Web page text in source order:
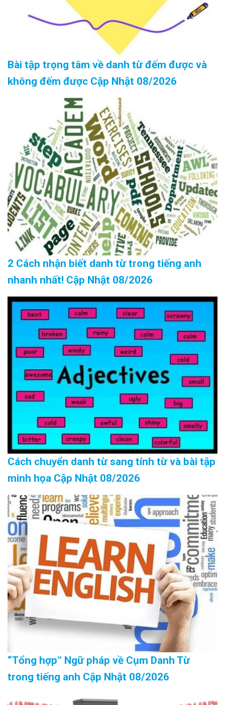
Bài tập trọng tâm về danh từ đếm được và
không đếm được Cập Nhật 08/2026
2 Cách nhận biết danh từ trong tiếng anh
nhanh nhất! Cập Nhật 08/2026
Cách chuyển danh từ sang tính từ và bài tập
minh họa Cập Nhật 08/2026
“Tổng hợp” Ngữ pháp về Cụm Danh Từ
trong tiếng anh Cập Nhật 08/2026